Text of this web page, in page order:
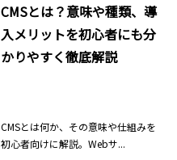
CMSとは？意味や種類、導
入メリットを初心者にも分
かりやすく徹底解説
CMSとは何か、その意味や仕組みを
初心者向けに解説。Webサ...